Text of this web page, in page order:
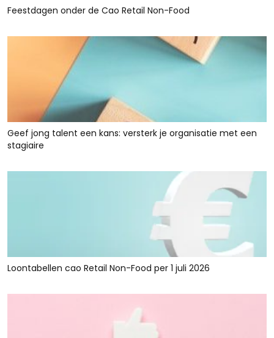
Feestdagen onder de Cao Retail Non-Food
Geef jong talent een kans: versterk je organisatie met een
stagiaire
Loontabellen cao Retail Non-Food per 1 juli 2026